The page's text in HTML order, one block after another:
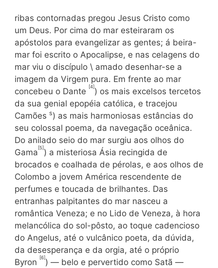
ribas contornadas pregou Jesus Cristo como
um Deus. Por cima do mar esteiraram os
apóstolos para evangelizar as gentes; á beira-
mar foi escrito o Apocalipse, e nas celagens do
mar viu o discípulo \ amado desenhar-se a
imagem da Virgem pura. Em frente ao mar
concebeu o Dante
[4]) os mais excelsos tercetos
da sua genial epo­péia católica, e tracejou
Camões s) as mais harmoniosas estâncias do
seu colossal poema, da navegação oceânica.
Do anilado seio do mar surgiu aos olhos do
Gama [5]) a misteriosa Ásia recingida de
brocados e coalhada de pérolas, e aos olhos de
Colombo a jovem América rescendente de
perfumes e toucada de brilhantes. Das
entranhas palpitantes do mar nasceu a
romântica Veneza; e no Lido de Veneza, à hora
melancólica do sol-pôsto, ao toque cadencioso
do Angelus, até o vulcânico poeta, da dúvida,
da desesperança e da orgia, até o próprio
Byron
[6]) — belo e pervertido como Satã —